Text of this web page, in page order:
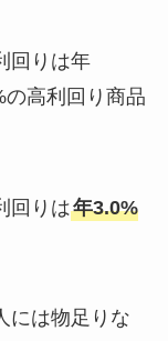
回りは年
高利回り商品
回りは年3.0%
には物足りな